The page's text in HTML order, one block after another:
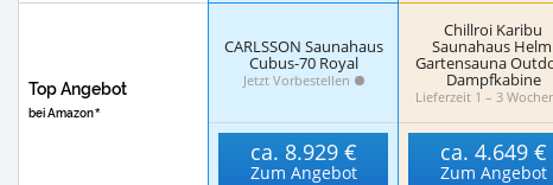
Top Angebot
bei Amazon
CARLSSON Saunahaus
Cubus-70 Royal
Jetzt Vorbestellen
Chillroi Karibu
Saunahaus
Gartensauna
Dampfkabine
Lieferzeit 1 – 3
ca. 8.929 €
Zum Angebot
ca. 4.649 €
Zum Angebot